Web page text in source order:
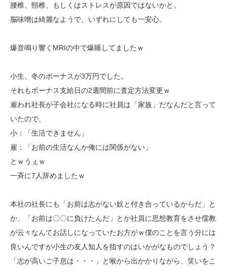
腰椎、頸椎、もしくはストレスが原因ではないかと。
脳味噌は綺麗なようで、いずれにしても一安心。
爆音鳴り響くMRIの中で爆睡してましたｗ
小生、冬のボーナスが3万円でした。
それもボーナス支給日の2週間前に査定方法変更ｗ
雇われ社長が子会社になる時に社員は「家族」だなんだと言って
いたので、
小：「生活できません」
雇：「お前の生活なんか俺には関係がない」
とｗうぇｗ
一斉に7人辞めましたｗ
本社の社長にも「お前は志がない奴と付き合っているからだ」と
か、「お前は〇〇に負けたんだ」とか社員に思想教育をさせ儒教
が云々なんてお話しになっていたお方がｗ僕のことを言う分には
良いんですが小生の友人知人を指すのはいかがなものでしょう？
「志が高いご子息は・・・」と喉から出かかりながら、笑いをこ